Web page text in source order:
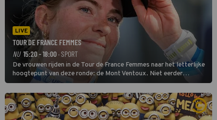
LIVE
TOUR DE FRANCE FEMMES
NU 15:20 - 18:00 · SPORT
De vrouwen rijden in de Tour de France Femmes naar het letterlijke
hoogtepunt van deze ronde: de Mont Ventoux. Niet eerder
finishten de vrouwen voor deze koers op deze kale col uit de
buitencategorie. De aanloop naar de slotklim is vlak.